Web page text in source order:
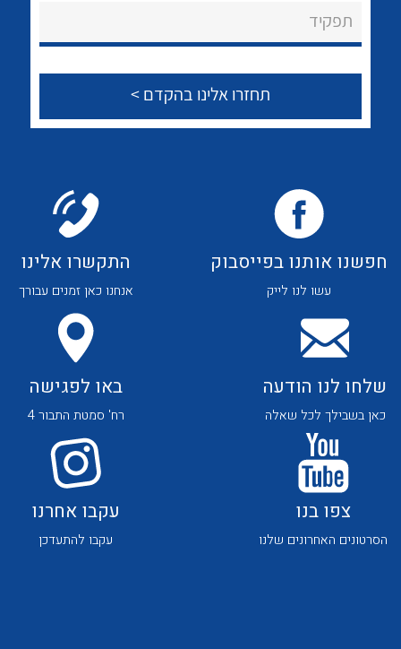
צור קשר
לכל מוצרי היצרן לכל מוצרי היצרן
תפקיד
חפשנו אותנו בפייסבוק
עשו לנו לייק
התקשרו אלינו
אנחנו כאן זמנים עבורך
שלחו לנו הודעה
כאן בשבילך לכל שאלה
באו לפגישה
רח' סמטת התבור 4
צפו בנו
הסרטונים האחרונים שלנו
עקבו אחרנו
עקבו להתעדכן